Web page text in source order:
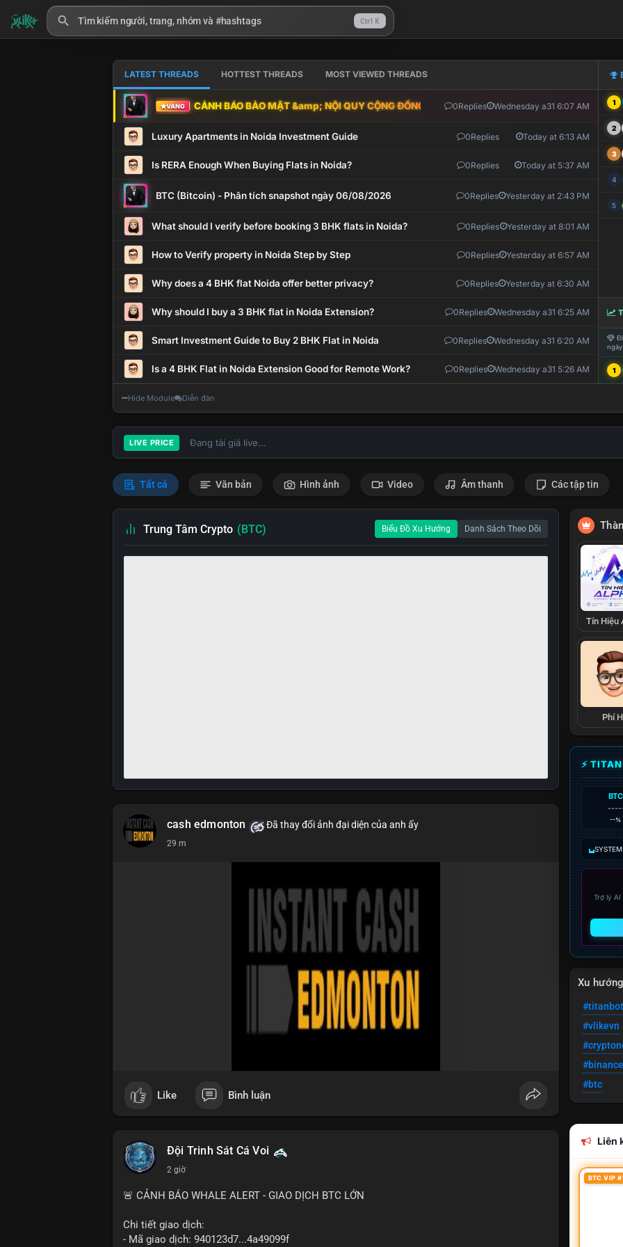
Ctrl K
LATEST THREADS HOTTEST THREADS MOST VIEWED THREADS
VÀNG CẢNH BÁO BẢO MẬT &amp; NỘI QUY CỘNG ĐỒNG VLIKE.VN: HỆ THỐNG GIÁM SÁT TỰ
0Replies Wednesday a31 6:07 AM
Luxury Apartments in Noida Investment Guide 0Replies Today at 6:13 AM
Is RERA Enough When Buying Flats in Noida? 0Replies Today at 5:37 AM
BTC (Bitcoin) - Phân tích snapshot ngày 06/08/2026 0Replies Yesterday at 2:43 PM
What should I verify before booking 3 BHK flats in Noida? 0Replies Yesterday at 8:01 AM
How to Verify property in Noida Step by Step 0Replies Yesterday at 6:57 AM
Why does a 4 BHK flat Noida offer better privacy? 0Replies Yesterday at 6:30 AM
Why should I buy a 3 BHK flat in Noida Extension? 0Replies Wednesday a31 6:25 AM
Smart Investment Guide to Buy 2 BHK Flat in Noida 0Replies Wednesday a31 6:20 AM
Is a 4 BHK Flat in Noida Extension Good for Remote Work? 0Replies Wednesday a31 5:26 AM
1
2
3
4
5
1
Hide Module Diễn đàn
LIVE PRICE Đang tải giá live...
Tất cả Văn bản Hình ảnh Video Âm thanh Các tập tin
Trung Tâm Crypto (BTC) Biểu Đồ Xu Hướng Danh Sách Theo Dõi
cash edmonton Đã thay đổi ảnh đại diện của anh ấy
29 m
Like Bình luận
Đội Trinh Sát Cá Voi
2 giờ
🚨 CẢNH BÁO WHALE ALERT - GIAO DỊCH BTC LỚN
Chi tiết giao dịch:
- Mã giao dịch: 940123d7...4a49099f
Tín Hiệu
Phí
⚡
BTC
--%
Trợ lý
Xu
#titanbot
#vlikevn
#btc
Liên
BTC VIP